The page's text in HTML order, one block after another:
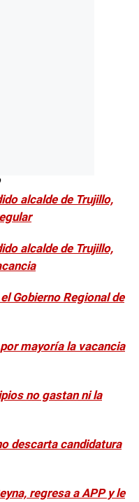
alcalde de Trujillo,
alcalde de Trujillo,
Gobierno Regional de
mayoría la vacancia
no gastan ni la
descarta candidatura
regresa a APP y le